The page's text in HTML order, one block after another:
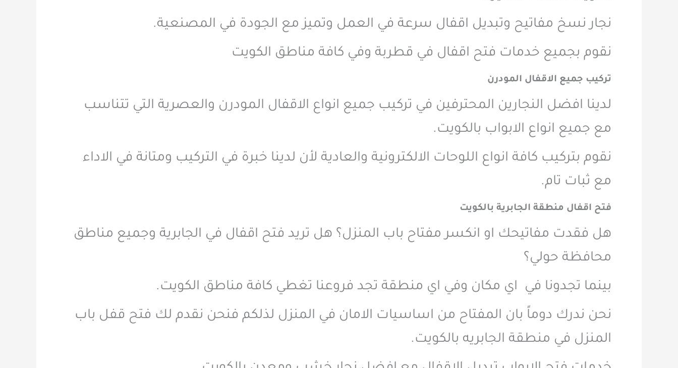
نجار نسخ مفاتيح وتبديل اقفال سرعة في العمل وتميز مع الجودة في المصنعية.
نقوم بجميع خدمات فتح اقفال في قطربة وفي كافة مناطق الكويت
تركيب جميع الاقفال المودرن
لدينا افضل النجارين المحترفين في تركيب جميع انواع الاقفال المودرن والعصرية التي تتناسب
مع جميع انواع الابواب بالكويت.
نقوم بتركيب كافة انواع اللوحات الالكترونية والعادية لأن لدينا خبرة في التركيب ومتانة في الاداء
مع ثبات تام.
فتح اقفال منطقة الجابرية بالكويت
هل فقدت مفاتيحك او انكسر مفتاح باب المنزل؟ هل تريد فتح اقفال في الجابرية وجميع مناطق
محافظة حولي؟
بينما تجدونا في اي مكان وفي اي منطقة تجد فروعنا تغطي كافة مناطق الكويت.
نحن ندرك دوماً بان المفتاح من اساسيات الامان في المنزل لذلكم فنحن نقدم لك فتح قفل باب
المنزل في منطقة الجابريه بالكويت.